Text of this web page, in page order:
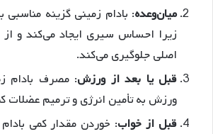
میانوعده: بادام زمینی گزینه
زیرا احساس سیری ایجاد می‌کند و
اصلی جلوگیری می‌کند.
قبل یا بعد از ورزش: مصرف بادام
ورزش به تأمین انرژی و ترمیم عضلات
قبل از خواب: خوردن مقدار کمی